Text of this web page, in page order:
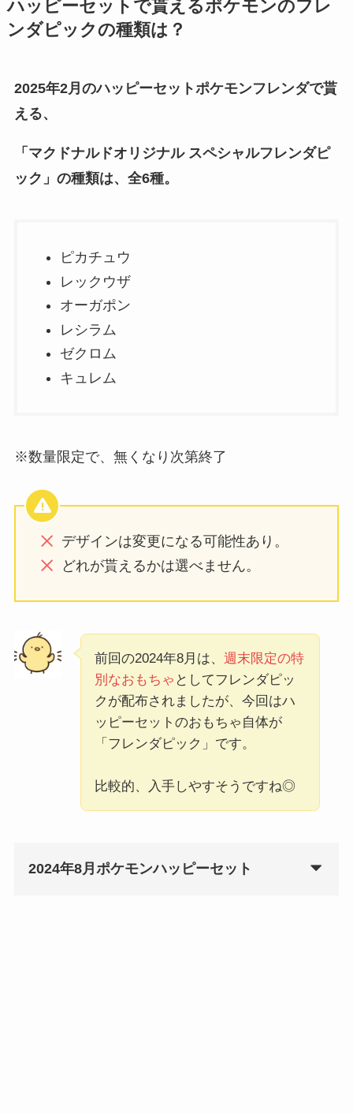
ハッピーセットで貰えるポケモンのフレ
ンダピックの種類は？
2025年2月のハッピーセットポケモンフレンダで貰
える、
「マクドナルドオリジナル スペシャルフレンダピ
ック」の種類は、全6種。
ピカチュウ
レックウザ
オーガポン
レシラム
ゼクロム
キュレム
※数量限定で、無くなり次第終了
デザインは変更になる可能性あり。
どれが貰えるかは選べません。
前回の2024年8月は、 週末限定の特
別なおもちゃ としてフレンダピッ
クが配布されましたが、今回はハ
ッピーセットのおもちゃ自体が
「フレンダピック」です。
比較的、入手しやすそうですね◎
2024年8月ポケモンハッピーセット